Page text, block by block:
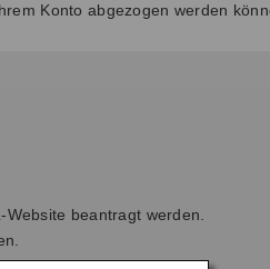
Konto abgezogen werden
beantragt werden.